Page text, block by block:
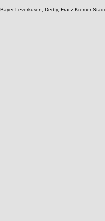
Bayer Leverkusen Derby, Franz-Kremer-